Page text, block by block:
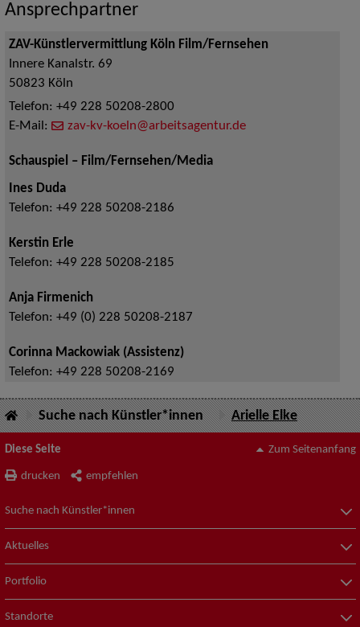
Ansprechpartner
ZAV-Künstlervermittlung Köln Film/Fernsehen
Innere Kanalstr. 69
50823 Köln
Telefon: +49 228 50208-2800
E-Mail:
zav-kv-koeln@arbeitsagentur.de
Schauspiel – Film/Fernsehen/Media
Ines Duda
Telefon: +49 228 50208-2186
Kerstin Erle
Telefon: +49 228 50208-2185
Anja Firmenich
Telefon: +49 (0) 228 50208-2187
Corinna Mackowiak (Assistenz)
Telefon: +49 228 50208-2169
Suche nach Künstler*innen Arielle Elke
Diese Seite
drucken empfehlen
Zum Seitenanfang
Suche nach Künstler*innen
Aktuelles
Portfolio
Standorte